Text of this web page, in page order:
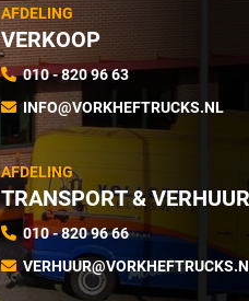
AFDELING
VERKOOP
010 - 820 96 63
INFO@VORKHEFTRUCKS.NL
AFDELING
TRANSPORT & VERHUUR
010 - 820 96 66